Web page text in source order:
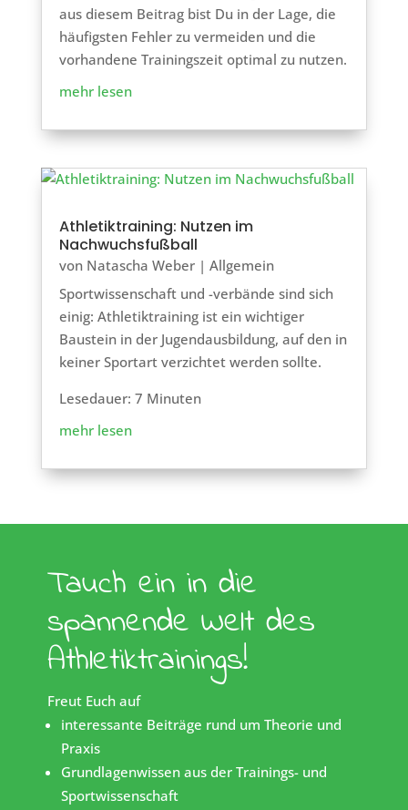
aus diesem Beitrag bist Du in der Lage, die
häufigsten Fehler zu vermeiden und die
vorhandene Trainingszeit optimal zu nutzen.
mehr lesen
Athletiktraining: Nutzen im
Nachwuchsfußball
von Natascha Weber| Allgemein
Sportwissenschaft und -verbände sind sich
einig: Athletiktraining ist ein wichtiger
Baustein in der Jugendausbildung, auf den in
keiner Sportart verzichtet werden sollte.
Lesedauer: 7 Minuten
mehr lesen
Tauch ein in die
spannende Welt des
Athletiktrainings!
Freut Euch auf
interessante Beiträge rund um Theorie und
Praxis
Grundlagenwissen aus der Trainings- und
Sportwissenschaft